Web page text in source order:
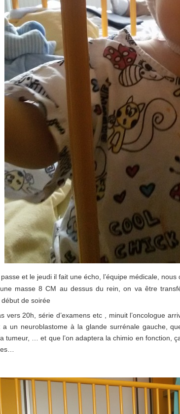
et le jeudi il fait une écho, l’équipe médicale, nous
masse 8 CM au dessus du rein, on va être
de soirée
vers 20h, série d’examens etc , minuit l’oncologue
a un neuroblastome à la glande surrénale gauche,
tumeur, … et que l’on adaptera la chimio en fonction,